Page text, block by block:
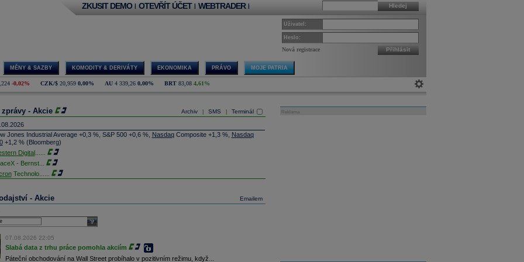
Hledej
ZKUSIT DEMO | OTEVŘÍT ÚČET | WEBTRADER |
Uživatel:
Heslo:
Nová registrace Přihlásit
MĚNY & SAZBY KOMODITY & DERIVÁTY EKONOMIKA PRÁVO MOJE PATRIA
-0,02% CZK/$ 20,959 0,00% AU 4 339,26 0,00% BRT 83,08 4,61%
Archiv SMS Terminál
zprávy - Akcie
Jones Industrial Average +0,3 %, S&P 500 +0,6 %, NasdaqComposite +1,3 %, Nasdaq
+1,2 % (Bloomberg)
Digital......
- Bernst...
Technolo......
obchodů s akciemi na pražské burze za dnešní den je 0,831 mld. Kč. Průměrný objem
za poslední rok je 0,665 mld. Kč.
výroby balistických střel ATACMS ve spolupráci s americkou firmou
dobu potrvá. Agentuře Reuters to řekl generální ředitel německé zbrojovky
Papperger. Společná výroba s Lockheedem v Německu by podle něj mohla pomoci
arzenál Spojeným státům, které mají zvýšenou spotřebu střel kvůli válce s Íránem
Emailem
- Akcie
select
07.08.2026 22:05
Slabá data z trhu práce pomohla akciím
Páteční obchodování na Wall Street probíhalo v pozitivním režimu, když...
Reklama